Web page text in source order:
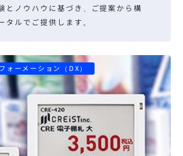
とノウハウに基づき、ご提案から構
タルでご提供します。
ォーメーション（DX）